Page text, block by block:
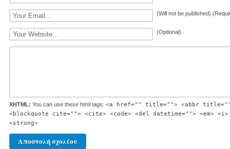
(Will not be published)
(Optional)
XHTML: You can use these html tags: <a href="" title=""> <abbr
<blockquote cite=""> <cite> <code> <del datetime=""> <em>
<strong>